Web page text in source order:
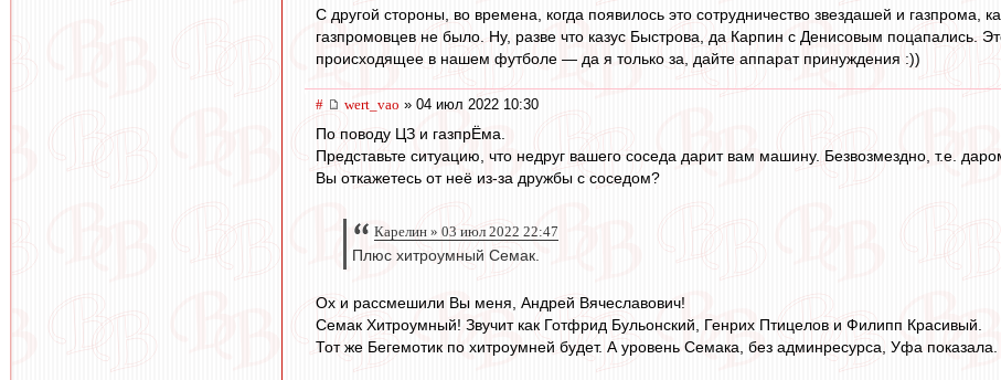
С другой стороны, во времена, когда появилось это сотрудничество звездашей и газпрома,
газпромовцев не было. Ну, разве что казус Быстрова, да Карпин с Денисовым поцапались.
происходящее в нашем футболе — да я только за, дайте аппарат принуждения :))
# wert_vao » 04 июл 2022 10:30
По поводу ЦЗ и газпрЁма.
Представьте ситуацию, что недруг вашего соседа дарит вам машину. Безвозмездно, т.е.
Вы откажетесь от неё из-за дружбы с соседом?
Карелин » 03 июл 2022 22:47
Плюс хитроумный Семак.
Ох и рассмешили Вы меня, Андрей Вячеславович!
Семак Хитроумный! Звучит как Готфрид Бульонский, Генрих Птицелов и Филипп Красивый.
Тот же Бегемотик по хитроумней будет. А уровень Семака, без админресурса, Уфа показала.